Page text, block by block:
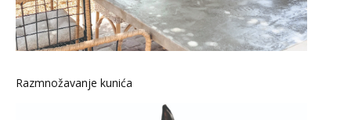
Razmnožavanje kunića